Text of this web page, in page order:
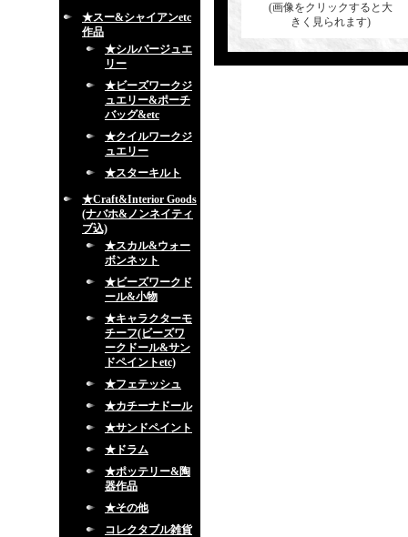
★スー&シャイアンetc
作品
★シルバージュエ
リー
★ビーズワークジ
ュエリー&ポーチ
バッグ&etc
★クイルワークジ
ュエリー
★スターキルト
★Craft&Interior Goods
(ナバホ&ノンネイティ
ブ込)
★スカル&ウォー
ボンネット
★ビーズワークド
ール&小物
★キャラクターモ
チーフ(ビーズワ
ークドール&サン
ドペイントetc)
★フェテッシュ
★カチーナドール
★サンドペイント
★ドラム
★ポッテリー&陶
器作品
★その他
コレクタブル雑貨
(画像をクリックすると大
きく見られます)